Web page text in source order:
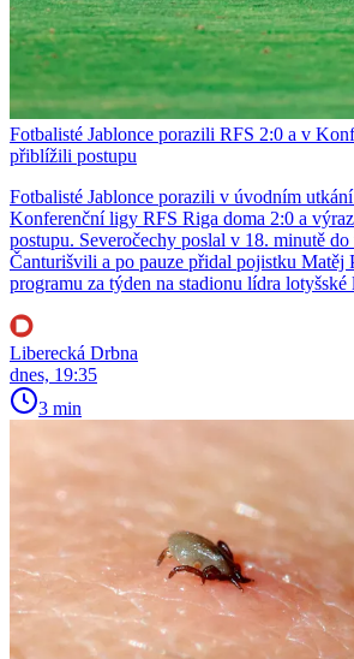
Fotbalisté Jablonce porazili RFS 2:0 a v
přiblížili postupu
Fotbalisté Jablonce porazili v úvodním
Konferenční ligy RFS Riga doma 2:0 a
postupu. Severočechy poslal v 18. minutě
Čanturišvili a po pauze přidal pojistku Matěj
programu za týden na stadionu lídra lotyšské
Liberecká Drbna
dnes, 19:35
3 min